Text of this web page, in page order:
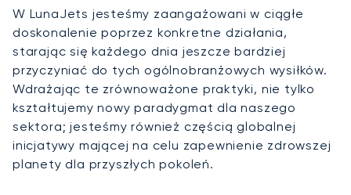
W LunaJets jesteśmy zaangażowani w ciągłe
doskonalenie poprzez konkretne działania,
starając się każdego dnia jeszcze bardziej
przyczyniać do tych ogólnobranżowych wysiłków.
Wdrażając te zrównoważone praktyki, nie tylko
kształtujemy nowy paradygmat dla naszego
sektora; jesteśmy również częścią globalnej
inicjatywy mającej na celu zapewnienie zdrowszej
planety dla przyszłych pokoleń.